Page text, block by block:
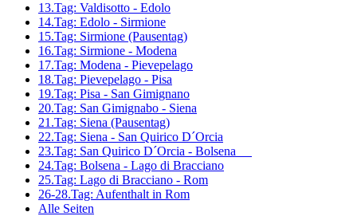
13.Tag: Valdisotto - Edolo
14.Tag: Edolo - Sirmione
15.Tag: Sirmione (Pausentag)
16.Tag: Sirmione - Modena
17.Tag: Modena - Pievepelago
18.Tag: Pievepelago - Pisa
19.Tag: Pisa - San Gimignano
20.Tag: San Gimignabo - Siena
21.Tag: Siena (Pausentag)
22.Tag: Siena - San Quirico D´Orcia
23.Tag: San Quirico D´Orcia - Bolsena
24.Tag: Bolsena - Lago di Bracciano
25.Tag: Lago di Bracciano - Rom
26-28.Tag: Aufenthalt in Rom
Alle Seiten